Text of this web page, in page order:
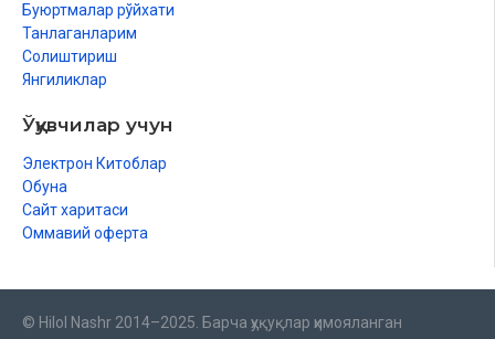
Буюртмалар рўйхати
Танлаганларим
Солиштириш
Янгиликлар
Ўқувчилар учун
Электрон Китоблар
Обуна
Сайт харитаси
Оммавий оферта
© Hilol Nashr 2014–2025. Барча ҳуқуқлар ҳимояланган